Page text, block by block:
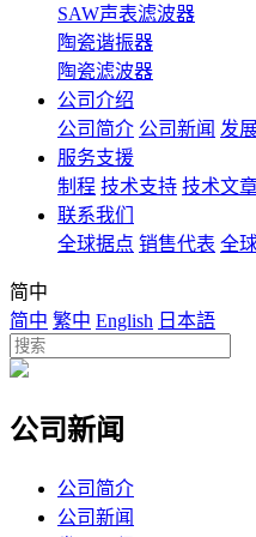
SAW声表滤波器
陶瓷谐振器
陶瓷滤波器
公司介绍
公司简介 公司新闻 发
服务支援
制程 技术支持 技术文
联系我们
全球据点 销售代表 全
简中
简中 繁中 English 日本語
公司新闻
公司简介
公司新闻